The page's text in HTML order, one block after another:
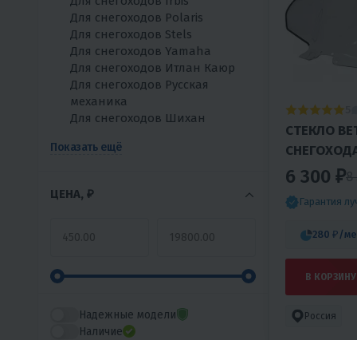
Для снегоходов Polaris
Для снегоходов Stels
Для снегоходов Yamaha
Для снегоходов Итлан Каюр
Для снегоходов Русская
механика
Для снегоходов Шихан
Показать ещё
ЦЕНА, ₽
Надежные модели
Наличие
СТЕКЛО
КАПИТАН
6 300 ₽8
Гарантия
280 ₽ /
В КОРЗИНУ
Россия